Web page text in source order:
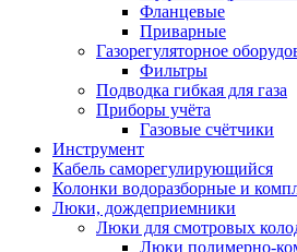
Фланцевые
Приварные
Газорегуляторное
Фильтры
Подводка гибкая для газа
Приборы учёта
Газовые счётчики
Инструмент
Кабель саморегулирующийся
Колонки водоразборные и
Люки, дождеприемники
Люки для смотровых
Люки полимерно-